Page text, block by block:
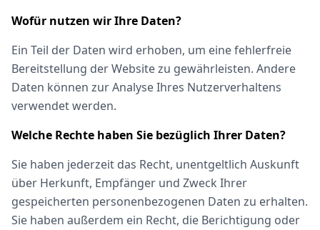
Wofür nutzen wir Ihre Daten?
Ein Teil der Daten wird erhoben, um eine fehlerfreie
Bereitstellung der Website zu gewährleisten. Andere
Daten können zur Analyse Ihres Nutzerverhaltens
verwendet werden.
Welche Rechte haben Sie bezüglich Ihrer Daten?
Sie haben jederzeit das Recht, unentgeltlich Auskunft
über Herkunft, Empfänger und Zweck Ihrer
gespeicherten personenbezogenen Daten zu erhalten.
Sie haben außerdem ein Recht, die Berichtigung oder